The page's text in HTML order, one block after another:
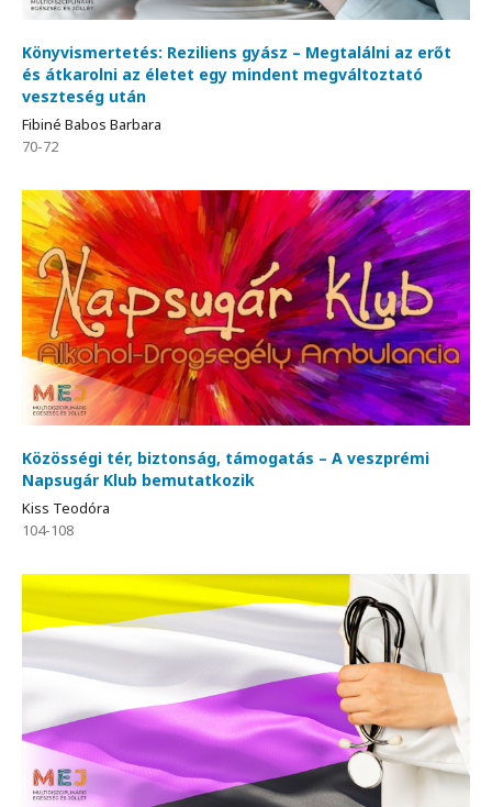
Könyvismertetés: Reziliens gyász – Megtalálni az erőt
és átkarolni az életet egy mindent megváltoztató
veszteség után
Fibiné Babos Barbara
70-72
Közösségi tér, biztonság, támogatás – A veszprémi
Napsugár Klub bemutatkozik
Kiss Teodóra
104-108